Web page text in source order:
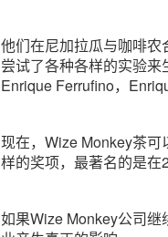
他们在尼加拉瓜与咖啡
尝试了各种各样的实验
Enrique Ferrufino，
现在，Wize Monkey茶
样的奖项，最著名的是在
如果Wize Monkey公司